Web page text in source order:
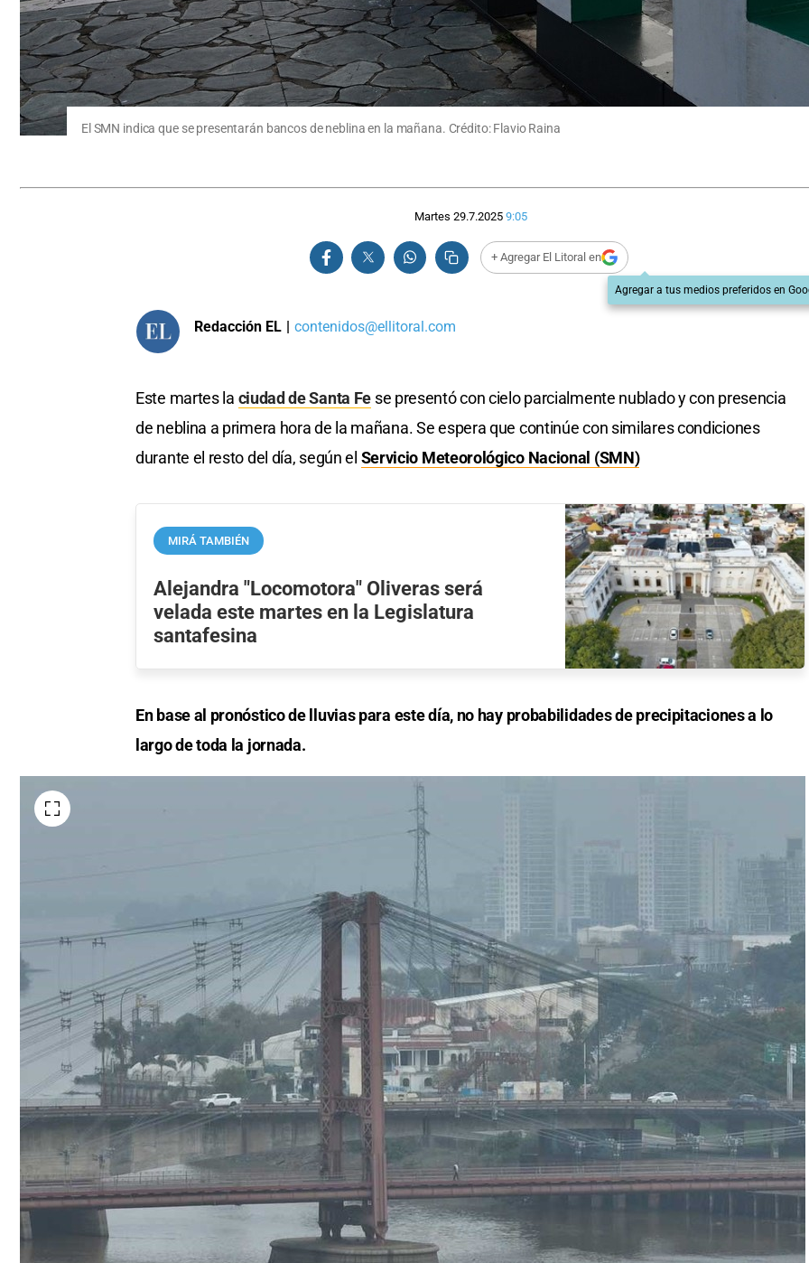
El SMN indica que se presentarán bancos de neblina en la mañana. Crédito: Flavio Raina
Martes 29.7.2025 9:05
+ Agregar El Litoral en
Agregar a tus medios preferidos en
Redacción EL | contenidos@ellitoral.com
Este martes la ciudad de Santa Fe se presentó con cielo parcialmente nublado y con presencia
de neblina a primera hora de la mañana. Se espera que continúe con similares condiciones
durante el resto del día, según el Servicio Meteorológico Nacional (SMN)
MIRÁ TAMBIÉN
Alejandra "Locomotora" Oliveras será
velada este martes en la Legislatura
santafesina
En base al pronóstico de lluvias para este día, no hay probabilidades de precipitaciones a lo
largo de toda la jornada.